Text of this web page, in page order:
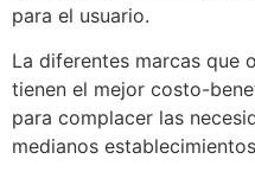
para el usuario.
La diferentes marcas que
tienen el mejor costo-
para complacer las
medianos